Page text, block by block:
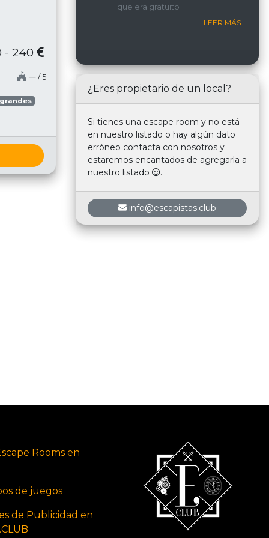
- 240
─ / 5
nosotros.
que era gratuito
LEER MÁS
¿Eres propietario de un local?
Si tienes una escape room y no está
en nuestro listado o hay algún dato
erróneo contacta con nosotros y
estaremos encantados de agregarla a
nuestro listado
.
info@escapistas.club
Rooms en
de juegos
de Publicidad en